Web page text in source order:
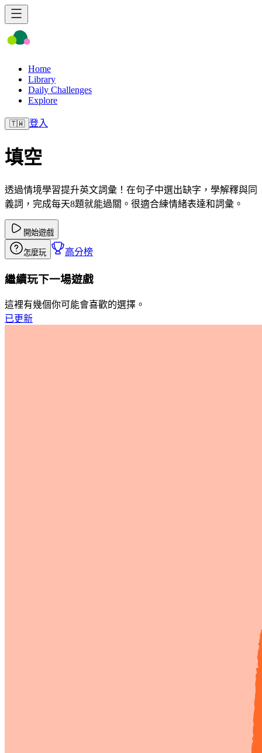
Home
Library
Daily Challenges
Explore
🇹🇼 登入
填空
透過情境學習提升英文詞彙！在句子中選出缺字，學解釋與同
義詞，完成每天8題就能過關。很適合練情緒表達和詞彙。
開始遊戲
怎麼玩 高分榜
繼續玩下一場遊戲
這裡有幾個你可能會喜歡的選擇。
已更新